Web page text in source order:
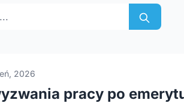
2026
pracy po